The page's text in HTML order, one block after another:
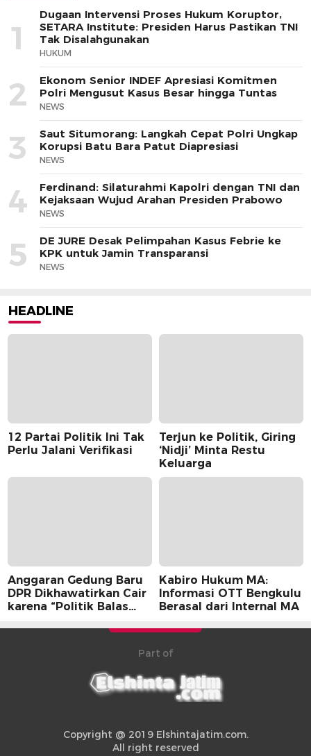
1
Dugaan Intervensi Proses Hukum Koruptor,
SETARA Institute: Presiden Harus Pastikan TNI
Tak Disalahgunakan
HUKUM
2
Ekonom Senior INDEF Apresiasi Komitmen
Polri Mengusut Kasus Besar hingga Tuntas
NEWS
3
Saut Situmorang: Langkah Cepat Polri Ungkap
Korupsi Batu Bara Patut Diapresiasi
NEWS
4
Ferdinand: Silaturahmi Kapolri dengan TNI dan
Kejaksaan Wujud Arahan Presiden Prabowo
NEWS
5
DE JURE Desak Pelimpahan Kasus Febrie ke
KPK untuk Jamin Transparansi
NEWS
HEADLINE
12 Partai Politik Ini Tak
Perlu Jalani Verifikasi
Terjun ke Politik, Giring
‘Nidji’ Minta Restu
Keluarga
Anggaran Gedung Baru
DPR Dikhawatirkan Cair
karena “Politik Balas
Kabiro Hukum MA:
Informasi OTT Bengkulu
Berasal dari Internal MA
Part of
Copyright @ 2019 Elshintajatim.com.
All right reserved